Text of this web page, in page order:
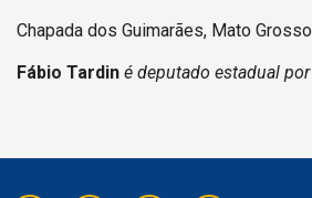
Chapada dos Guimarães, Mato
Fábio Tardin é deputado estadual